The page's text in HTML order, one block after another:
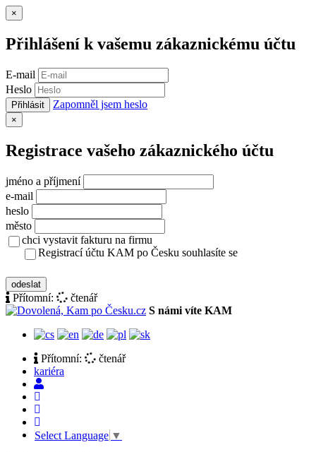
×
Přihlášení k vašemu zákaznickému účtu
E-mail
Heslo
Přihlásit Zapomněl jsem heslo
×
Registrace vašeho zákaznického účtu
jméno a příjmení
e-mail
heslo
město
chci vystavit fakturu na firmu
Registrací účtu KAM po Česku souhlasíte se
odeslat
Přítomní:
čtenář
S námi víte KAM
Přítomní:
čtenář
kariéra
Select Language ▼